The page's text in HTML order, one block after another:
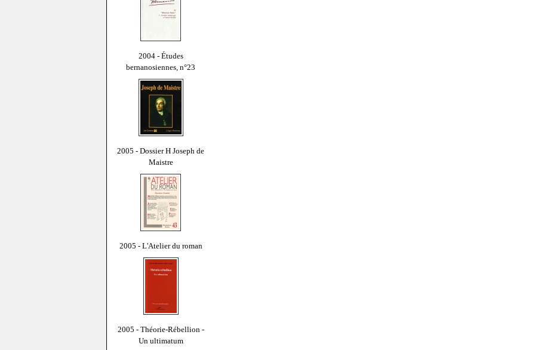
2004 - Études
bernanosiennes, n°23
2005 - Dossier H Joseph de
Maistre
2005 - L'Atelier du roman
2005 - Théorie-Rébellion -
Un ultimatum